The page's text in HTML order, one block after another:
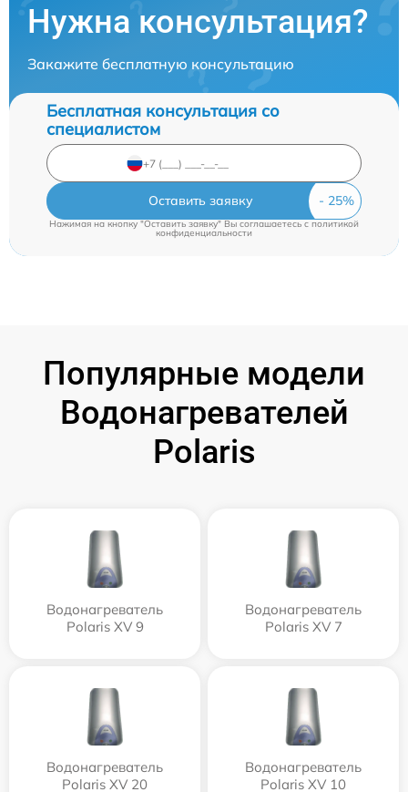
Нужна консультация?
Закажите бесплатную консультацию
Бесплатная консультация со
специалистом
Оставить заявку
Нажимая на кнопку "Оставить заявку" Вы соглашаетесь cполитикой
конфиденциальности
Популярные модели
Водонагревателей
Polaris
Водонагреватель
Polaris XV 9
Водонагреватель
Polaris XV 7
Водонагреватель
Polaris XV 20
Водонагреватель
Polaris XV 10